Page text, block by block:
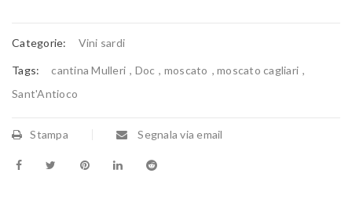
Categorie: Vini sardi
Tags: cantina Mulleri , Doc , moscato , moscato cagliari ,
Sant'Antioco
Stampa Segnala via email